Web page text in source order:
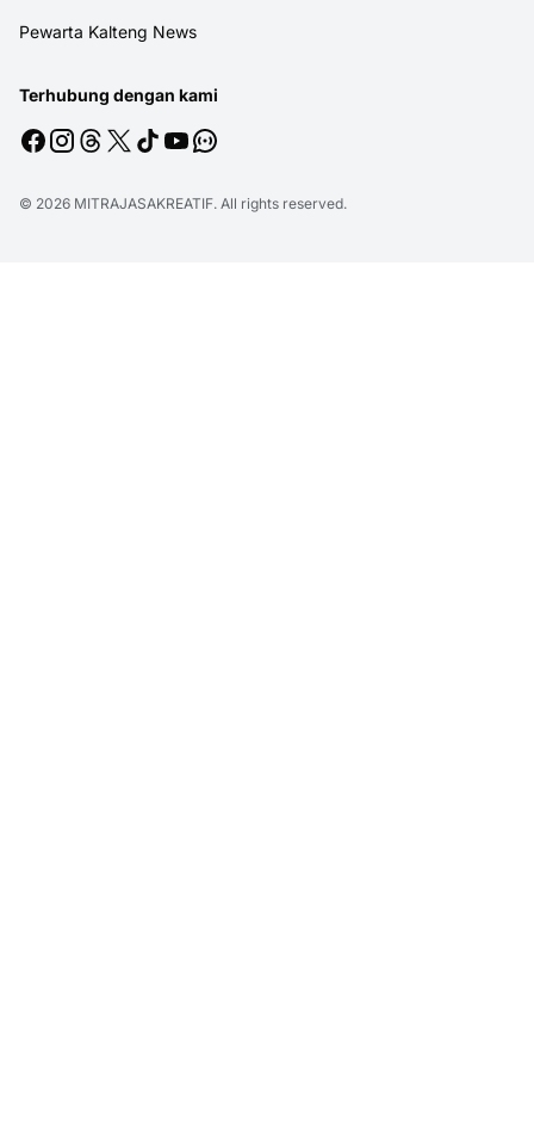
Pewarta Kalteng News
Terhubung dengan kami
© 2026 MITRAJASAKREATIF. All rights reserved.